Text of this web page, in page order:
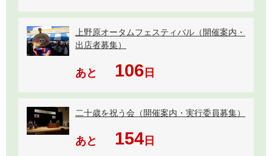
上野原オータムフェスティバル（開催案内・
出店者募集）
あと 106 日
二十歳を祝う会（開催案内・実行委員募集）
あと 154日